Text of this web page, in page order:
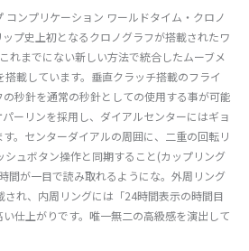
コンプリケーション ワールドタイム・クロノ
プ史上初となるクロノグラフが搭載されたワ
れまでにない新しい方法で統合したムーブメ
搭載しています。垂直クラッチ搭載のフライ
秒針を通常の秒針としての使用する事が可能
ーリンを採用し、ダイアルセンターにはギョ
。センターダイアルの周囲に、二重の回転リ
シュボタン操作と同期すること(カップリング
間が一目で読み取れるようにな。外周リング
れ、内周リングには「24時間表示の時間目
仕上がりです。唯一無二の高級感を演出して